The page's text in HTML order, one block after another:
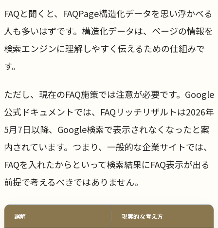
FAQと聞くと、FAQPage構造化データを思い浮かべる
人も多いはずです。構造化データは、ページの情報を
検索エンジンに理解しやすく伝えるための仕組みで
す。
ただし、現在のFAQ施策では注意が必要です。Google
公式ドキュメントでは、FAQリッチリザルトは2026年
5月7日以降、Google検索で表示されなくなったと案
内されています。つまり、一般的な企業サイトでは、
FAQを入れたからといって検索結果にFAQ表示が出る
前提で考えるべきではありません。
誤解 現実的な考え方